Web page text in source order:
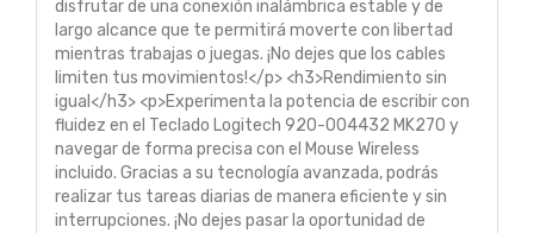
disfrutar de una conexión inalámbrica estable y de
largo alcance que te permitirá moverte con libertad
mientras trabajas o juegas. ¡No dejes que los cables
limiten tus movimientos!</p> <h3>Rendimiento sin
igual</h3> <p>Experimenta la potencia de escribir con
fluidez en el Teclado Logitech 920-004432 MK270 y
navegar de forma precisa con el Mouse Wireless
incluido. Gracias a su tecnología avanzada, podrás
realizar tus tareas diarias de manera eficiente y sin
interrupciones. ¡No dejes pasar la oportunidad de